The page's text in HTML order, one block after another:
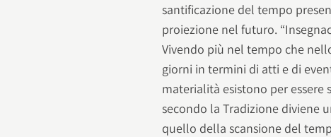
santificazione del tempo
proiezione nel futuro.
Vivendo più nel tempo che
giorni in termini di atti e di
materialità esistono per
secondo la Tradizione diviene
quello della scansione del